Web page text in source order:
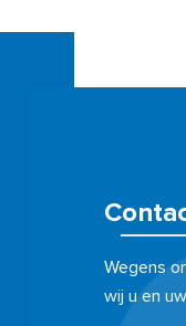
Wegens
wij u en